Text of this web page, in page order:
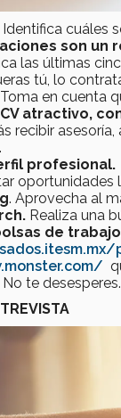
Identifica cuáles
son un
las últimas
tú, lo
en cuenta
atractivo,
recibir
profesional.
oportunidades
. Aprovecha al
Realiza una
de
No te